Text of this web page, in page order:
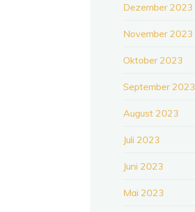
Dezember 2023
November 2023
Oktober 2023
September 2023
August 2023
Juli 2023
Juni 2023
Mai 2023